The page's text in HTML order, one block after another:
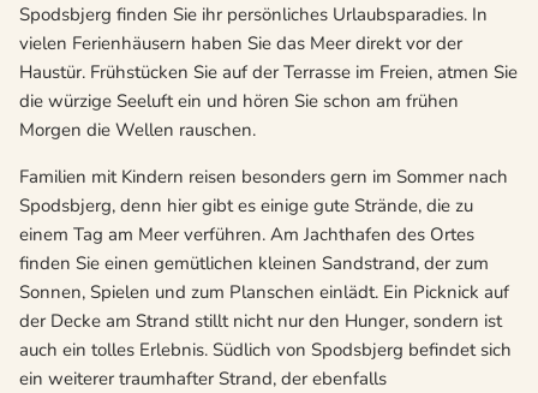
Spodsbjerg finden Sie ihr persönliches Urlaubsparadies. In
vielen Ferienhäusern haben Sie das Meer direkt vor der
Haustür. Frühstücken Sie auf der Terrasse im Freien, atmen Sie
die würzige Seeluft ein und hören Sie schon am frühen
Morgen die Wellen rauschen.
Familien mit Kindern reisen besonders gern im Sommer nach
Spodsbjerg, denn hier gibt es einige gute Strände, die zu
einem Tag am Meer verführen. Am Jachthafen des Ortes
finden Sie einen gemütlichen kleinen Sandstrand, der zum
Sonnen, Spielen und zum Planschen einlädt. Ein Picknick auf
der Decke am Strand stillt nicht nur den Hunger, sondern ist
auch ein tolles Erlebnis. Südlich von Spodsbjerg befindet sich
ein weiterer traumhafter Strand, der ebenfalls